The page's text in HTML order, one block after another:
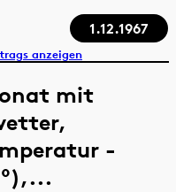
1.12.1967
anzeigen
mit
-